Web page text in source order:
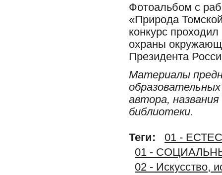
Фотоальбом с
«Природа
конкурс
охраны
Президента
Материалы
автора,
библиотеки.
Теги:
01 -
01 -
02 - Искусство,